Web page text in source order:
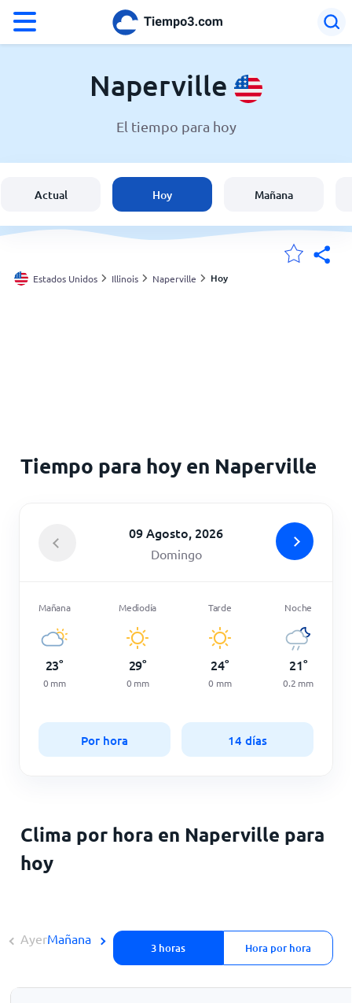
El clima en Naperville
España
Argentina
Naperville
El tiempo para hoy
Actual Hoy Mañana
Estados Unidos Illinois Naperville Hoy
Tiempo para hoy en Naperville
09 Agosto, 2026
Domingo
Mañana
23°
0 mm
Mediodía
29°
0 mm
Tarde
24°
0 mm
Noche
21°
0.2 mm
Por hora 14 días
Clima por hora en Naperville para
hoy
Ayer
3 horas Hora por hora
Mañana